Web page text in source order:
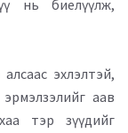
нь биелүүлж,
эхлэлтэй,
аав
тэр зүүдийг